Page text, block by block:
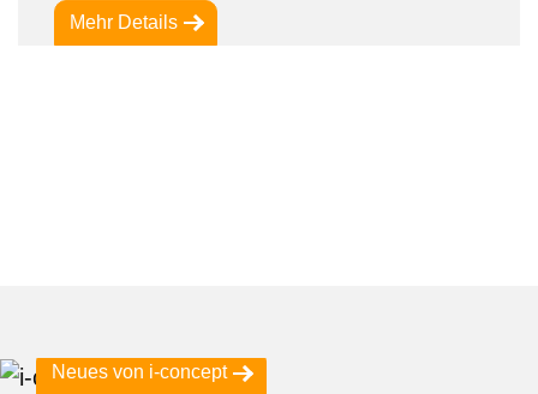
Mehr Details
Neues von i-concept